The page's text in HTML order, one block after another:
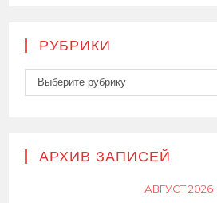
РУБРИКИ
Рубрики
Выберите рубрику
АРХИВ ЗАПИСЕЙ
АВГУСТ 2026